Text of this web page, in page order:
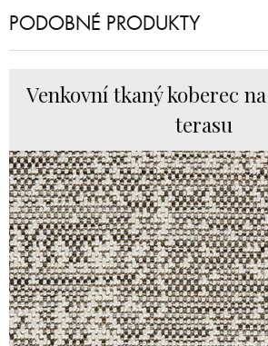
PODOBNÉ PRODUKTY
Venkovní tkaný koberec
terasu